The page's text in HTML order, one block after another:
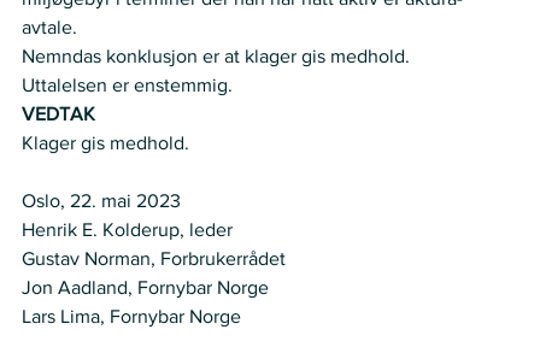
avtale.
Nemndas konklusjon er at klager gis medhold.
Uttalelsen er enstemmig.
VEDTAK
Klager gis medhold.
Oslo, 22. mai 2023
Henrik E. Kolderup, leder
Gustav Norman, Forbrukerrådet
Jon Aadland, Fornybar Norge
Lars Lima, Fornybar Norge